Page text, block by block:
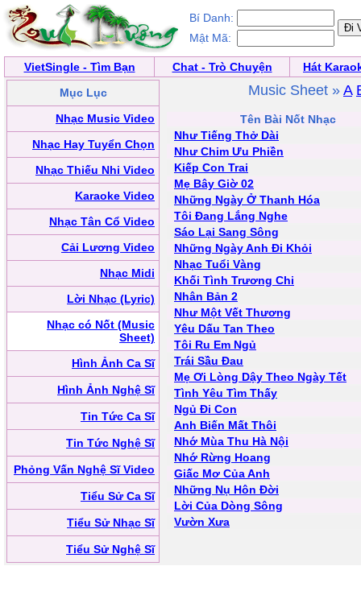
Bí Danh:
Mật Mã:
VietSingle - Tìm Bạn Chat - Trò Chuyện
Hát
Mục Lục
Nhạc Music Video
Nhạc Hay Tuyển Chọn
Nhạc Thiếu Nhi Video
Karaoke Video
Nhạc Tân Cổ Video
Cải Lương Video
Nhạc Midi
Lời Nhạc (Lyric)
Nhạc có Nốt (Music
Sheet)
Hình Ảnh Ca Sĩ
Hình Ảnh Nghệ Sĩ
Tin Tức Ca Sĩ
Tin Tức Nghệ Sĩ
Phỏng Vấn Nghệ Sĩ Video
Tiểu Sử Ca Sĩ
Tiểu Sử Nhạc Sĩ
Tiểu Sử Nghệ Sĩ
Music Sheet » A
Tên Bài Nốt Nhạc
Như Tiếng Thở Dài
Như Chim Ưu Phiền
Kiếp Con Trai
Mẹ Bây Giờ 02
Những Ngày Ở Thanh Hóa
Tôi Đang Lắng Nghe
Sáo Lại Sang Sông
Những Ngày Anh Đi Khỏi
Nhạc Tuổi Vàng
Khối Tình Trương Chi
Nhân Bản 2
Như Một Vết Thương
Yêu Dấu Tan Theo
Tôi Ru Em Ngủ
Trái Sầu Đau
Mẹ Ơi Lòng Dậy Theo Ngày Tết
Tình Yêu Tìm Thấy
Ngủ Đi Con
Anh Biến Mất Thôi
Nhớ Mùa Thu Hà Nội
Nhớ Rừng Hoang
Giấc Mơ Của Anh
Những Nụ Hôn Đời
Lời Của Dòng Sông
Vườn Xưa